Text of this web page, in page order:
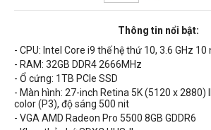
Thông tin nổi bật:
- CPU: Intel Core i9 thế hệ thứ 10, 3.6 GHz 10
- RAM: 32GB DDR4 2666MHz
- Ổ cứng: 1TB PCIe SSD
- Màn hình: 27-inch Retina 5K (5120 x 2880)
color (P3), độ sáng 500 nit
- VGA AMD Radeon Pro 5500 8GB GDDR6